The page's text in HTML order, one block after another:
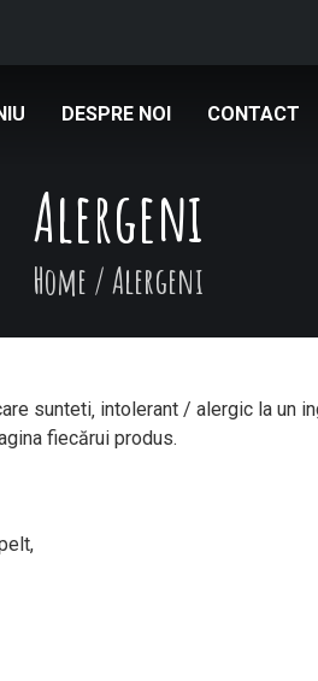
DESPRE NOI CONTACT
Alergeni
Home /Alergeni
sunteti‚ intolerant / alergic la un
fiecărui produs.